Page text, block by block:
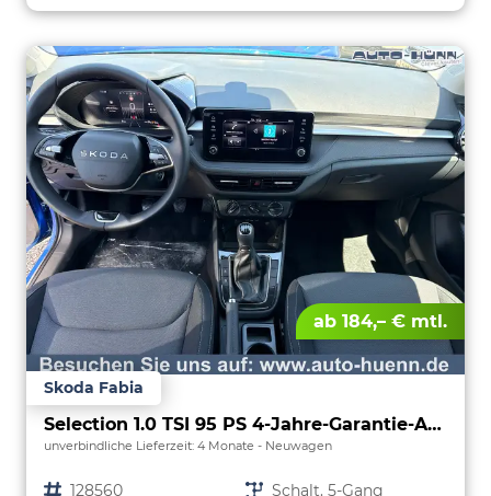
ab 184,– € mtl.
Skoda Fabia
Selection 1.0 TSI 95 PS 4-Jahre-Garantie-AppleCarPlay-AndroidAuto-LED-PDC-Sitzheizung-DAB-Klima
unverbindliche Lieferzeit: 4 Monate Neuwagen
Fahrzeugnr. 128560 Getriebe Schalt. 5-Gang